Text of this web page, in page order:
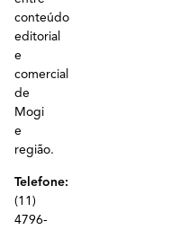
conteúdo
editorial
e
comercial
de
Mogi
e
região.
Telefone:
(11)
4796-